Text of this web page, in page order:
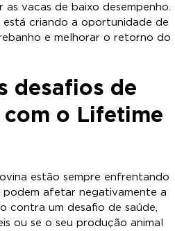
vacas de baixo desempenho.
criando a oportunidade de
e melhorar o retorno do
desafios de
com o Lifetime
estão sempre enfrentando
afetar negativamente a
contra um desafio de saúde,
ou se o seu produção animal